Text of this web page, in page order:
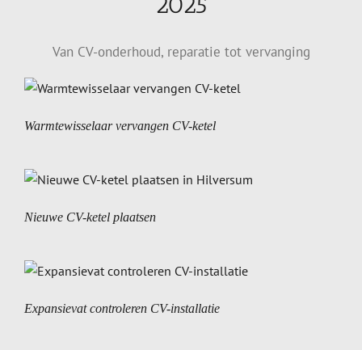
Van CV-onderhoud, reparatie tot vervanging
Warmtewisselaar vervangen CV-ketel
Nieuwe CV-ketel plaatsen
Expansievat controleren CV-installatie